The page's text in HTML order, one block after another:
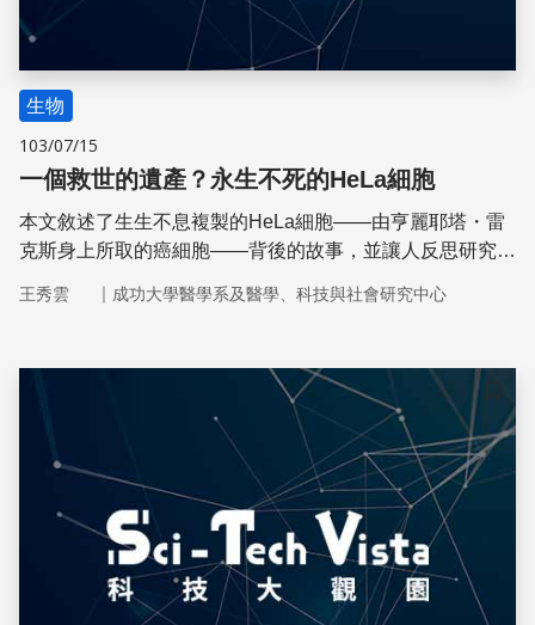
生物
103/07/15
一個救世的遺產？永生不死的HeLa細胞
本文敘述了生生不息複製的HeLa細胞——由亨麗耶塔・雷
克斯身上所取的癌細胞——背後的故事，並讓人反思研究與
王秀雲 ｜ 成功大學醫學系及醫學、科技與社會研究中心
儲存